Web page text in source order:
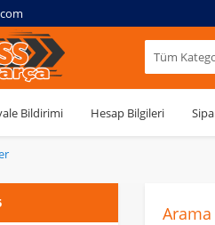
Tüm
Bildirimi Hesap Bilgileri
Arama